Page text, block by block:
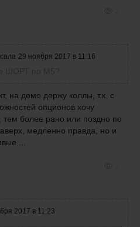
29 ноября 2017 в 11:16
на демо держу коллы, т.к. с
опционов хочу
тем более рано или поздно по
медленно правда, но и
...
2017 в 11:23